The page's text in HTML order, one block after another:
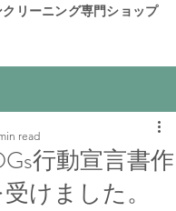
クリーニング専門ショップ
行動宣言書作
けました。
read